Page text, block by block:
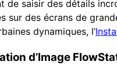
de saisir des détails
sur des écrans de
dynamiques, l’
d’Image